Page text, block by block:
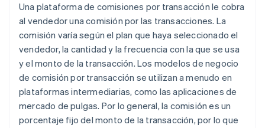
Una plataforma de comisiones por transacción le cobra
al vendedor una comisión por las transacciones. La
comisión varía según el plan que haya seleccionado el
vendedor, la cantidad y la frecuencia con la que se usa
y el monto de la transacción. Los modelos de negocio
de comisión por transacción se utilizan a menudo en
plataformas intermediarias, como las aplicaciones de
mercado de pulgas. Por lo general, la comisión es un
porcentaje fijo del monto de la transacción, por lo que